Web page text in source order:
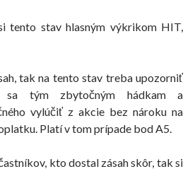
tento stav hlasným výkrikom HIT,
tak na tento stav treba upozorniť
sa tým zbytočným hádkam a
vylúčiť z akcie bez nároku na
Platí v tom prípade bod A5.
kto dostal zásah skôr, tak si